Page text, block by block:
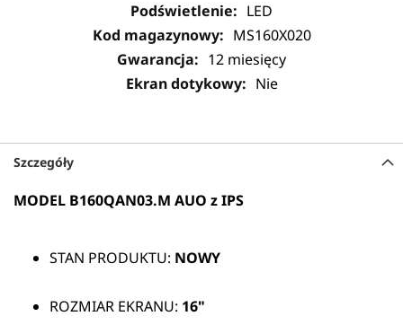
LED
MS160X020
12 miesięcy
Nie
Szczegóły
MODEL B160QAN03.M AUO z IPS
STAN PRODUKTU: NOWY
ROZMIAR EKRANU: 16"